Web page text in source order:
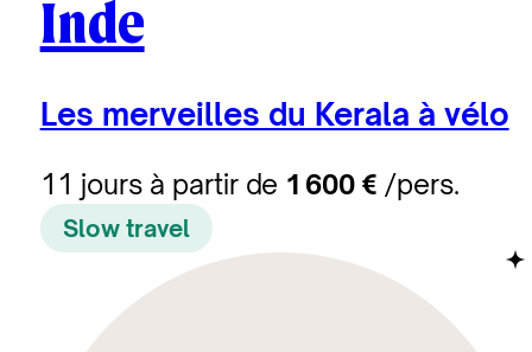
Inde
Les merveilles du Kerala à vélo
11 jours à partir de 1 600 € /pers.
Slow travel